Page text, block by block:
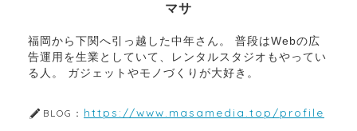
マサ
福岡から下関へ引っ越した中年さん。 普段はWebの広
告運用を生業としていて、レンタルスタジオもやってい
る人。 ガジェットやモノづくりが大好き。
BLOG： https://www.masamedia.top/profile